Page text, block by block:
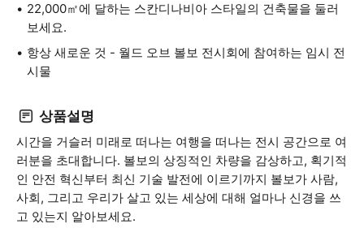
22,000㎡에 달하는 스칸디나비아 스타일의 건축물을 둘러
보세요.
항상 새로운 것 - 월드 오브 볼보 전시회에 참여하는 임시 전
시물
상품설명
시간을 거슬러 미래로 떠나는 여행을 떠나는 전시 공간으로 여
러분을 초대합니다. 볼보의 상징적인 차량을 감상하고, 획기적
인 안전 혁신부터 최신 기술 발전에 이르기까지 볼보가 사람,
사회, 그리고 우리가 살고 있는 세상에 대해 얼마나 신경을 쓰
고 있는지 알아보세요.